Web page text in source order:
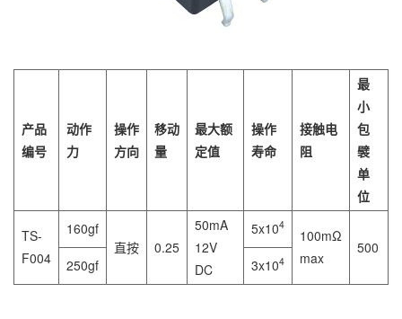
产品
编号
动作
力
操作
方向
移动
量
最大额
定值
操作
寿命
接触电
阻
最
小
包
襞
单
位
TS-
F004
160gf
直按
0.25
50mA
12V
DC
5x104
100mΩ
max
500
250gf
3x104